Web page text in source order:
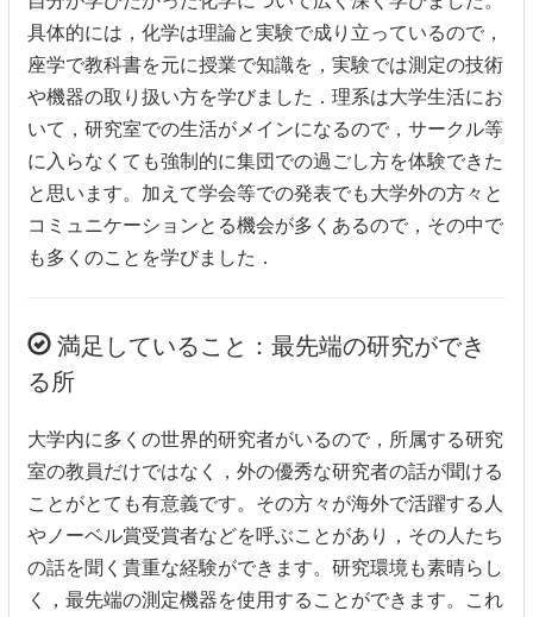
具体的には，化学は理論と実験で成り立っているので，
座学で教科書を元に授業で知識を，実験では測定の技術
や機器の取り扱い方を学びました．理系は大学生活にお
いて，研究室での生活がメインになるので，サークル等
に入らなくても強制的に集団での過ごし方を体験できた
と思います。加えて学会等での発表でも大学外の方々と
コミュニケーションとる機会が多くあるので，その中で
も多くのことを学びました．
満足していること：最先端の研究ができ
る所
大学内に多くの世界的研究者がいるので，所属する研究
室の教員だけではなく，外の優秀な研究者の話が聞ける
ことがとても有意義です。その方々が海外で活躍する人
やノーベル賞受賞者などを呼ぶことがあり，その人たち
の話を聞く貴重な経験ができます。研究環境も素晴らし
く，最先端の測定機器を使用することができます。これ